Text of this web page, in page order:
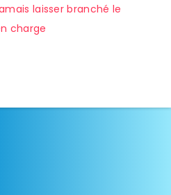
laisser branché le
charge